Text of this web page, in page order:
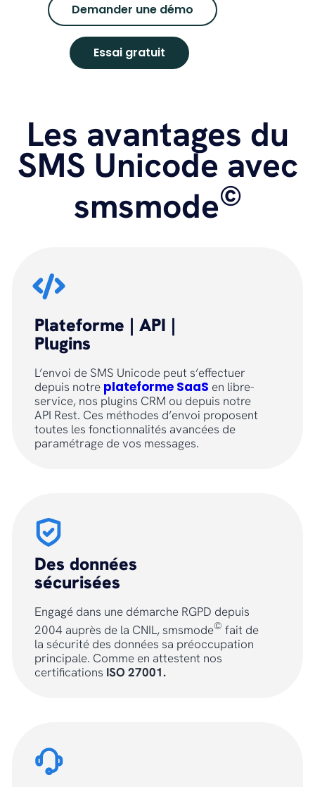
Demander une démo
Essai gratuit
Les avantages du
SMS Unicode avec
smsmode©
Plateforme | API |
Plugins
L’envoi de SMS Unicode peut s’effectuer
depuis notre plateforme SaaS en libre-
service, nos plugins CRM ou depuis notre
API Rest. Ces méthodes d’envoi proposent
toutes les fonctionnalités avancées de
paramétrage de vos messages.
Des données
sécurisées
Engagé dans une démarche RGPD depuis
2004 auprès de la CNIL, smsmode© fait de
la sécurité des données sa préoccupation
principale. Comme en attestent nos
certifications ISO 27001.